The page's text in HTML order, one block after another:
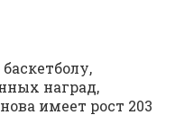
наград,
имеет рост 203